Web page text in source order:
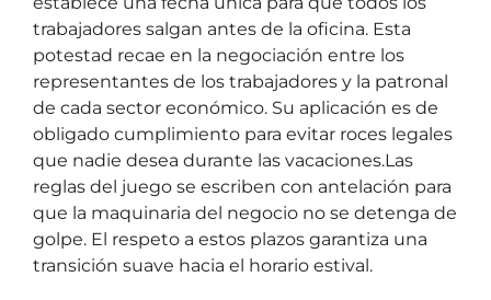
trabajadores salgan antes de la oficina. Esta
potestad recae en la negociación entre los
representantes de los trabajadores y la patronal
de cada sector económico. Su aplicación es de
obligado cumplimiento para evitar roces legales
que nadie desea durante las vacaciones.Las
reglas del juego se escriben con antelación para
que la maquinaria del negocio no se detenga de
golpe. El respeto a estos plazos garantiza una
transición suave hacia el horario estival.